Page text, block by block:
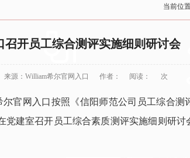
当前位
开员工综合测评实施细则研讨会
来源：William希尔官网入口 作者： 阅读： 次
官网入口按照《信阳师范公司员工综合测
党建室召开员工综合素质测评实施细则研